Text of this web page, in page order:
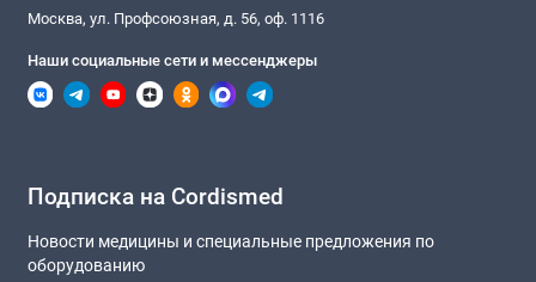
Москва, ул. Профсоюзная, д. 56, оф. 1116
Наши социальные сети и мессенджеры
Подписка на Cordismed
Новости медицины и специальные предложения по
оборудованию